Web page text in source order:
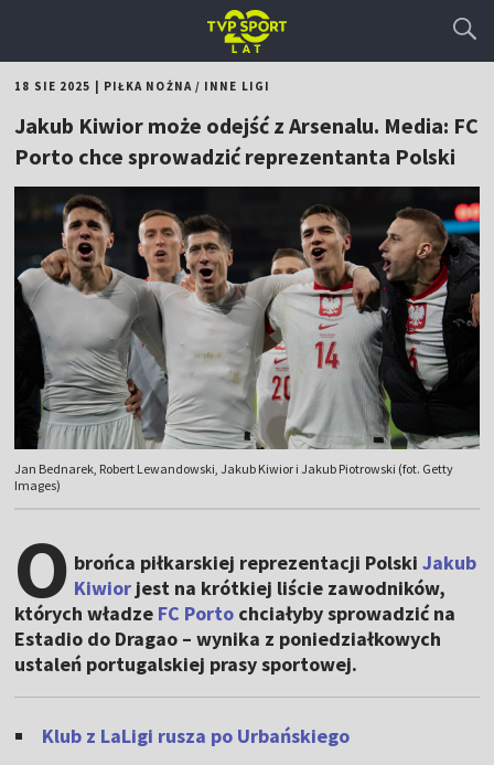
18 SIE 2025 PIŁKA NOŻNA/ INNE LIGI
Jakub Kiwior może odejść z Arsenalu. Media: FC
Porto chce sprowadzić reprezentanta Polski
Jan Bednarek, Robert Lewandowski, Jakub Kiwior i Jakub Piotrowski (fot. Getty
Images)
O brońca piłkarskiej reprezentacji PolskiJakub
Kiwior jest na krótkiej liście zawodników,
których władze FC Porto chciałyby sprowadzić na
Estadio do Dragao – wynika z poniedziałkowych
ustaleń portugalskiej prasy sportowej.
Klub z LaLigi rusza po Urbańskiego